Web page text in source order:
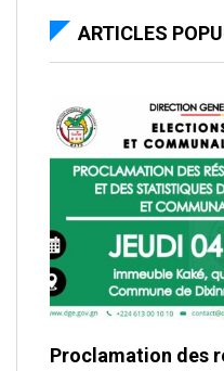
ARTICLES
Proclamation des